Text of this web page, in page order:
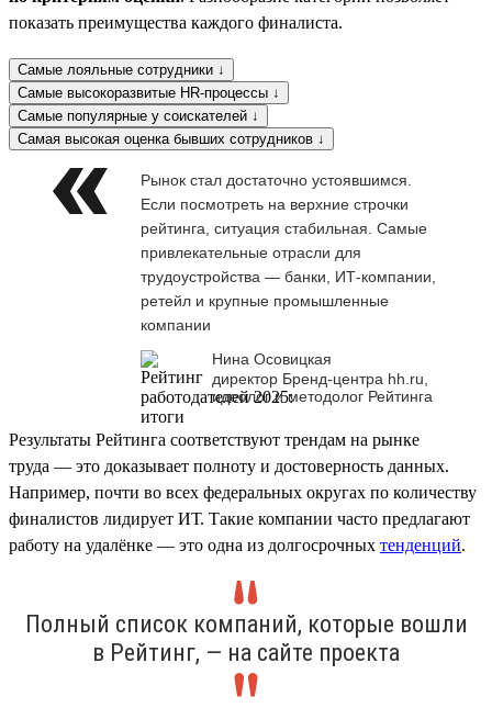
показать преимущества каждого финалиста.
Самые лояльные сотрудники ↓
Самые высокоразвитые HR-процессы ↓
Самые популярные у соискателей ↓
Самая высокая оценка бывших сотрудников ↓
Рынок стал достаточно устоявшимся.
Если посмотреть на верхние строчки
рейтинга, ситуация стабильная. Самые
привлекательные отрасли для
трудоустройства — банки, ИТ-компании,
ретейл и крупные промышленные
компании
Нина Осовицкая
директор Бренд-центра hh.ru,
идеолог и методолог Рейтинга
Результаты Рейтинга соответствуют трендам на рынке
труда — это доказывает полноту и достоверность данных.
Например, почти во всех федеральных округах по количеству
финалистов лидирует ИТ. Такие компании часто предлагают
работу на удалёнке — это одна из долгосрочных тенденций.
Полный список компаний, которые вошли
в Рейтинг, — на сайте проекта